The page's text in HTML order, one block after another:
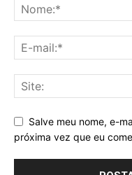
Salve meu nome, e-
próxima vez que eu